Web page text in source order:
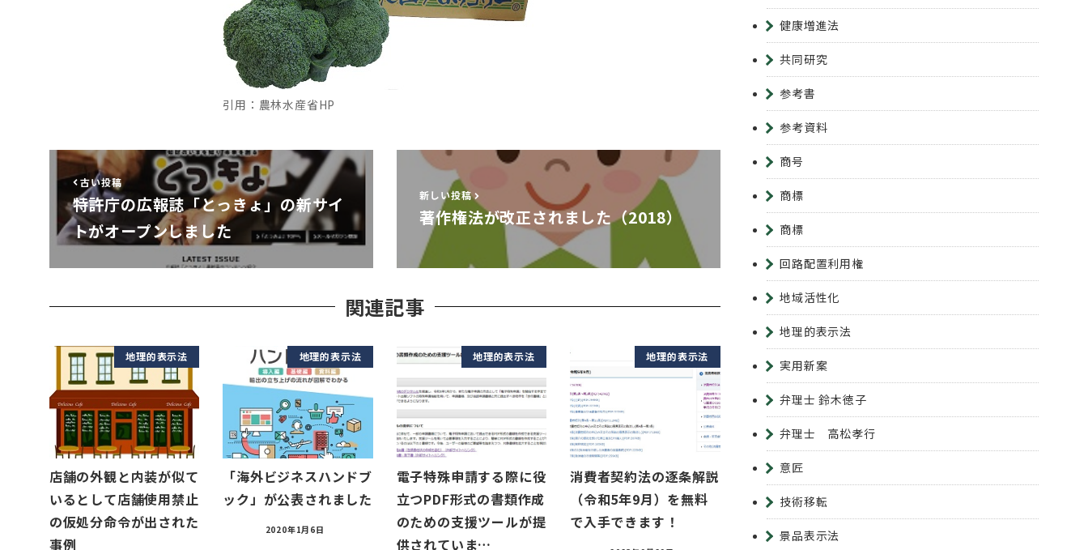
引用：農林水産省HP
古い投稿
特許庁の広報誌「とっきょ」の新サイ
トがオープンしました
新しい投稿
著作権法が改正されました（2018）
関連記事
地理的表示法
店舗の外観と内装が似て
いるとして店舗使用禁止
の仮処分命令が出された
事例
地理的表示法
「海外ビジネスハンドブ
ック」が公表されました
2020年1月6日
地理的表示法
電子特殊申請する際に役
立つPDF形式の書類作成
のための支援ツールが提
供されていま…
地理的表示法
消費者契約法の逐条解説
（令和5年9月）を無料
で入手できます！
健康増進法
共同研究
参考書
参考資料
商号
商標
商標
回路配置利用権
地域活性化
地理的表示法
実用新案
弁理士 鈴木徳子
弁理士 高松孝行
意匠
技術移転
景品表示法